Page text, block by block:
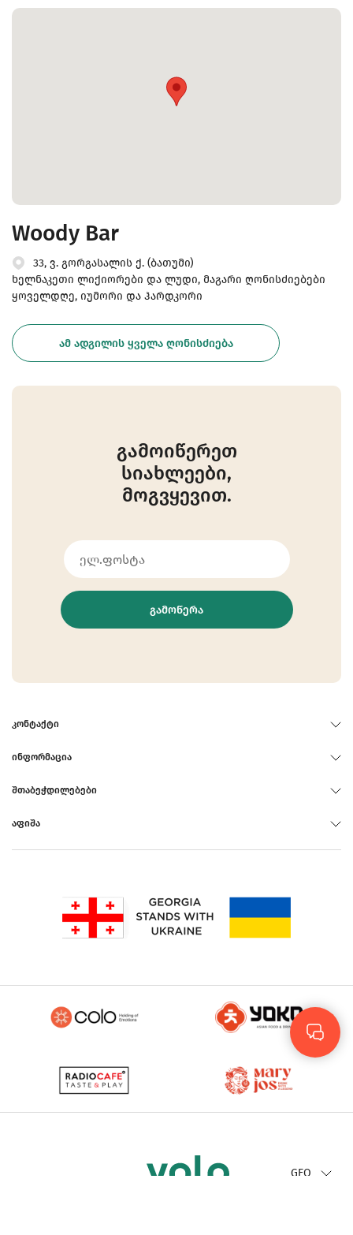
Woody Bar
33, ვ. გორგასალის ქ. (ბათუმი)
ხელნაკეთი ლიქიორები და ლუდი, მაგარი ღონისძიებები
ყოველდღე, იუმორი და ჰარდკორი
ᲐᲛ ᲐᲓᲒᲘᲚᲘᲡ ᲧᲕᲔᲚᲐ ᲦᲝᲜᲘᲡᲫᲘᲔᲑᲐ
გამოიწერეთ
სიახლეები,
მოგვყევით.
ᲒᲐᲛᲝᲬᲔᲠᲐ
ᲙᲝᲜᲢᲐᲥᲢᲘ
ᲘᲜᲤᲝᲠᲛᲐᲪᲘᲐ
ᲨᲗᲐᲑᲔᲭᲓᲘᲚᲔᲑᲔᲑᲘ
ᲐᲤᲘᲨᲐ
GEO
Rus